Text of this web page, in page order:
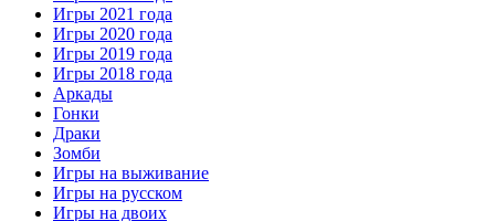
Игры 2021 года
Игры 2020 года
Игры 2019 года
Игры 2018 года
Аркады
Гонки
Драки
Зомби
Игры на выживание
Игры на русском
Игры на двоих